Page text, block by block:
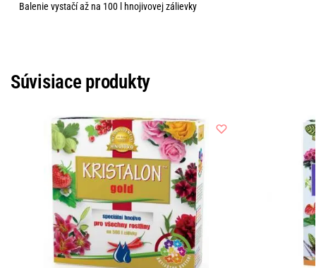
Balenie vystačí až na 100 l hnojivovej zálievky
Súvisiace produkty